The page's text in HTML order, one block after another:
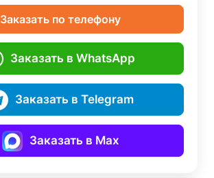
Заказать по телефону
Заказать в WhatsApp
Заказать в Telegram
Заказать в Max